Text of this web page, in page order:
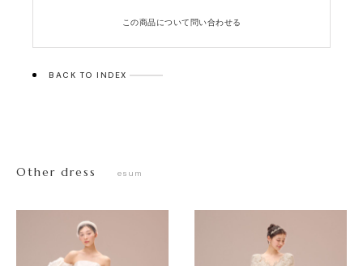
この商品について問い合わせる
BACK TO INDEX
Other dress esum